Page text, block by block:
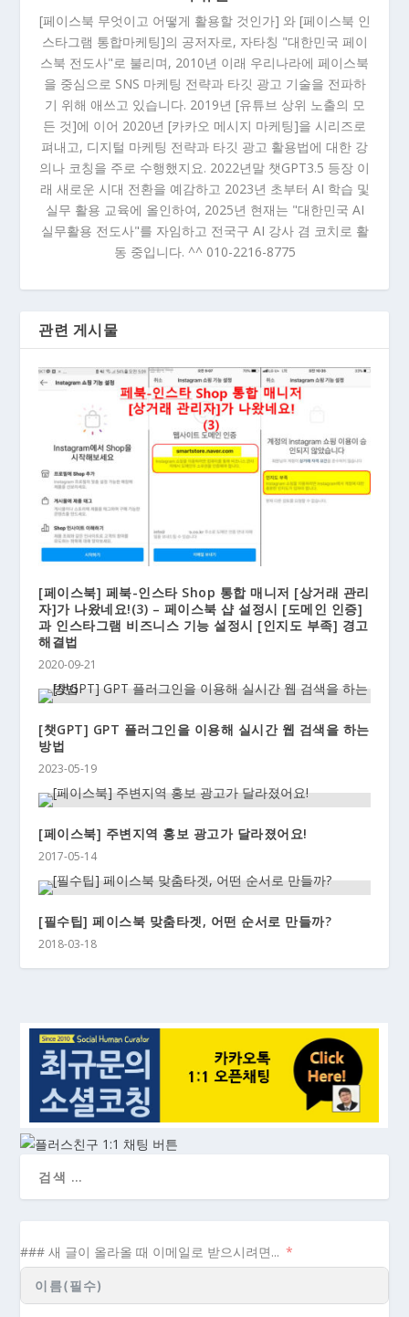
[페이스북 무엇이고 어떻게 활용할 것인가] 와 [페이스북 인
스타그램 통합마케팅]의 공저자로, 자타칭 "대한민국 페이
스북 전도사"로 불리며, 2010년 이래 우리나라에 페이스북
을 중심으로 SNS 마케팅 전략과 타깃 광고 기술을 전파하
기 위해 애쓰고 있습니다. 2019년 [유튜브 상위 노출의 모
든 것]에 이어 2020년 [카카오 메시지 마케팅]을 시리즈로
펴내고, 디지털 마케팅 전략과 타깃 광고 활용법에 대한 강
의나 코칭을 주로 수행했지요. 2022년말 챗GPT3.5 등장 이
래 새로운 시대 전환을 예감하고 2023년 초부터 AI 학습 및
실무 활용 교육에 올인하여, 2025년 현재는 "대한민국 AI
실무활용 전도사"를 자임하고 전국구 AI 강사 겸 코치로 활
동 중입니다. ^^ 010-2216-8775
관련 게시물
[페이스북] 페북-인스타 Shop 통합 매니저 [상거래 관리
자]가 나왔네요!(3) – 페이스북 샵 설정시 [도메인 인증]
과 인스타그램 비즈니스 기능 설정시 [인지도 부족] 경고
해결법
2020-09-21
[챗GPT] GPT 플러그인을 이용해 실시간 웹 검색을 하는
방법
2023-05-19
[페이스북] 주변지역 홍보 광고가 달라졌어요!
2017-05-14
[필수팁] 페이스북 맞춤타겟, 어떤 순서로 만들까?
2018-03-18
### 새 글이 올라올 때 이메일로 받으시려면...